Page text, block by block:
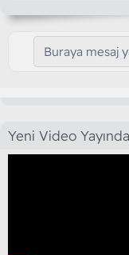
Buraya mesaj
Yeni Video Yayında